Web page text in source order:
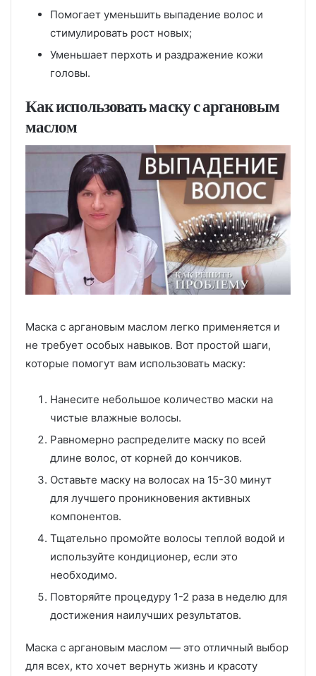
Помогает уменьшить выпадение волос и
стимулировать рост новых;
Уменьшает перхоть и раздражение кожи
головы.
Как использовать маску с аргановым
маслом
Маска с аргановым маслом легко применяется и
не требует особых навыков. Вот простой шаги,
которые помогут вам использовать маску:
Нанесите небольшое количество маски на
чистые влажные волосы.
Равномерно распределите маску по всей
длине волос, от корней до кончиков.
Оставьте маску на волосах на 15-30 минут
для лучшего проникновения активных
компонентов.
Тщательно промойте волосы теплой водой и
используйте кондиционер, если это
необходимо.
Повторяйте процедуру 1-2 раза в неделю для
достижения наилучших результатов.
Маска с аргановым маслом — это отличный выбор
для всех, кто хочет вернуть жизнь и красоту